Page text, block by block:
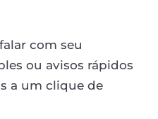
com seu
ou avisos rápidos
a um clique de